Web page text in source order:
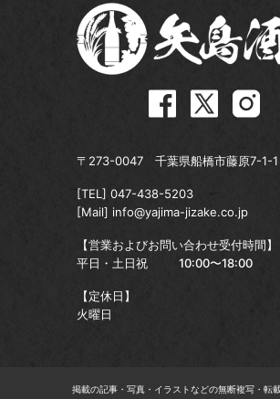
〒273-0047 千葉県船橋市藤原7-1-1
[TEL] 047-438-5203
[Mail] info@yajima-jizake.co.jp
【営業およびお問い合わせ受付時間】
平日・土日祝
10:00〜18:00
【定休日】
火曜日
掲載の記事・写真・イラストなどの無断複写・転